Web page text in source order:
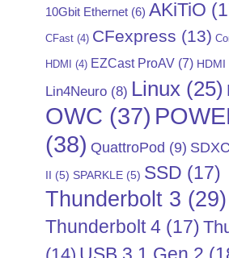
10Gbit Ethernet (6) AKiTiO
CFast (4) CFexpress (13)
HDMI (4) EZCast ProAV (7) HDMI
Lin4Neuro (8) Linux (25)
OWC (37)
(38) QuattroPod (9) SDXC
II (5) SPARKLE (5) SSD (17)
Thunderbolt 3 (29)
Thunderbolt 4 (17)